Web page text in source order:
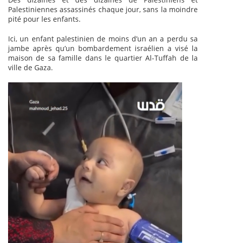
Palestiniennes assassinés chaque jour, sans la moindre
pité pour les enfants.
Ici, un enfant palestinien de moins d’un an a perdu sa
jambe après qu’un bombardement israélien a visé la
maison de sa famille dans le quartier Al-Tuffah de la
ville de Gaza.